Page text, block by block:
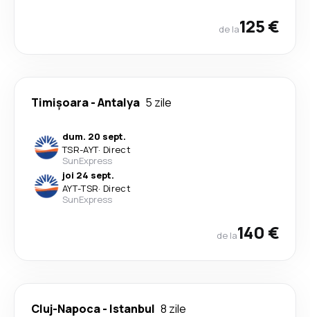
de la125 €
Timișoara-Antalya 5 zile
dum. 20 sept.
TSR-AYT· Direct
SunExpress
joi 24 sept.
AYT-TSR· Direct
SunExpress
de la140 €
Cluj-Napoca- Istanbul 8 zile